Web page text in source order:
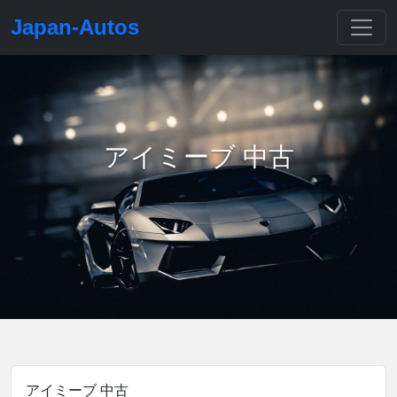
Japan-Autos
アイミーブ 中古